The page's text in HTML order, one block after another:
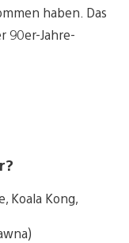
haben. Das
90er-Jahre-
Koala Kong,